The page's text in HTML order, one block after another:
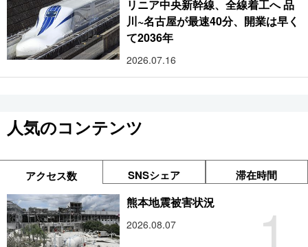
リニア中央新幹線、全線着工へ 品
川~名古屋が最速40分、開業は早く
て2036年
2026.07.16
人気のコンテンツ
アクセス数 SNSシェア 滞在時間
1
熊本地震被害状況
2026.08.07